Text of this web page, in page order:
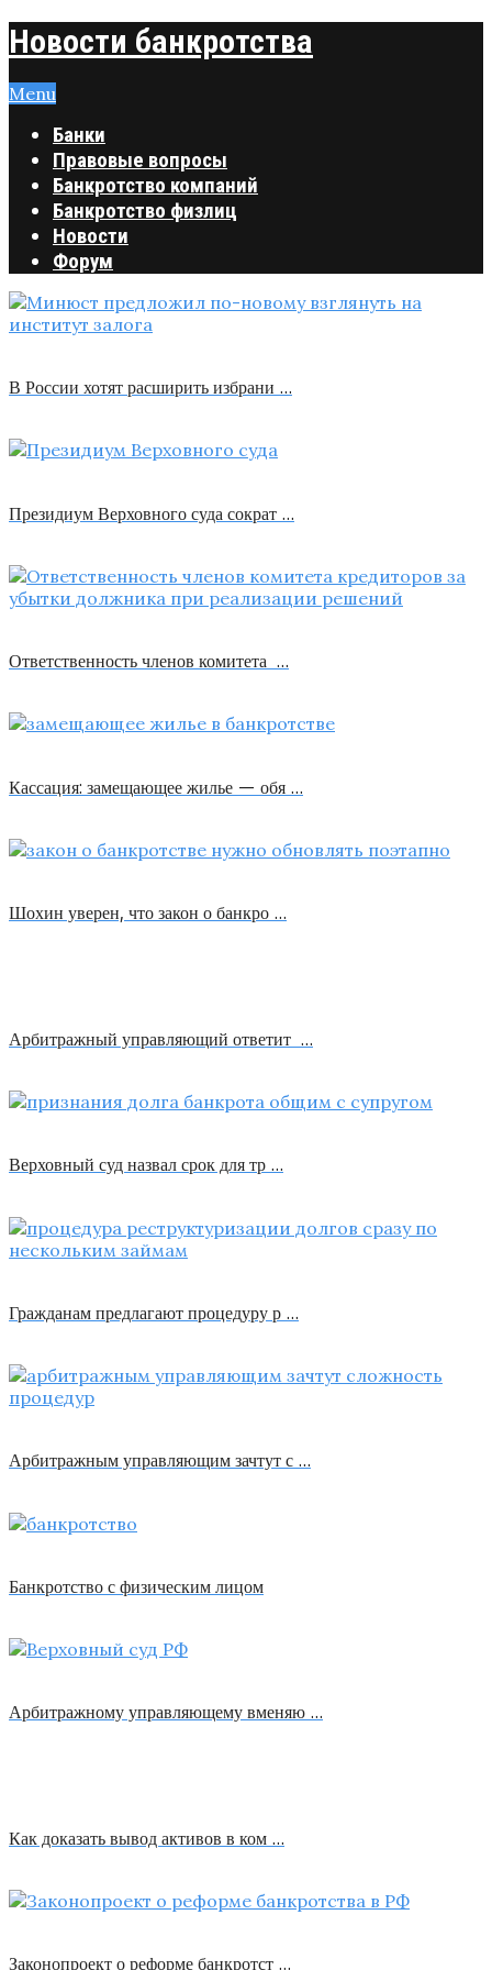
Новости банкротства
Menu
Банки
Правовые вопросы
Банкротство компаний
Банкротство физлиц
Новости
Форум
В России хотят расширить избрани …
Президиум Верховного суда сократ …
Ответственность членов комитета …
Кассация: замещающее жилье — обя …
Шохин уверен, что закон о банкро …
Арбитражный управляющий ответит …
Верховный суд назвал срок для тр …
Гражданам предлагают процедуру р …
Арбитражным управляющим зачтут с …
Банкротство с физическим лицом
Арбитражному управляющему вменяю …
Как доказать вывод активов в ком …
Законопроект о реформе банкротст …